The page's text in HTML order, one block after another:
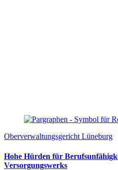
Oberverwaltungsgericht Lüneburg
Hohe Hürden für
Versorgungswerks